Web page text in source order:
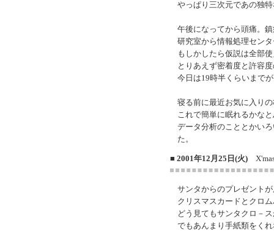
やっぱり三次元であの独
午後になってから頭痛。
研究室から情報処理セン
もしかしたら仮説は全部
とりあえず密着度と許容
今日は19時半くらいまで
寝る前に最近お気に入り
これで簡単に眠れるかな
データ分析のこととかい
た。
■ 2001年12月25日(火)
サンタからのプレゼント
クリスマスカードとクロ
どう見てもサンタクロ－
でもあんまり手紙類をく